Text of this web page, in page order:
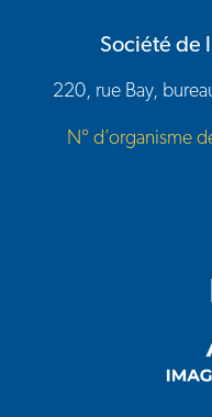
Société de
220, rue Bay,
N° d’organisme